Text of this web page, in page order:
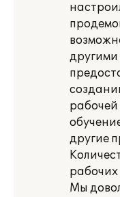
другие
рабочих
Мы